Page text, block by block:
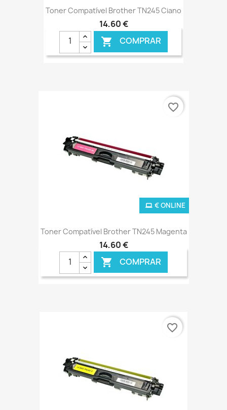
Toner Compatível Brother TN245 Ciano
14,60 €
 COMPRAR
Toner Compatível Brother TN245 Magenta
14,60 €
 COMPRAR
€ ONLINE
favorite_border
favorite_border